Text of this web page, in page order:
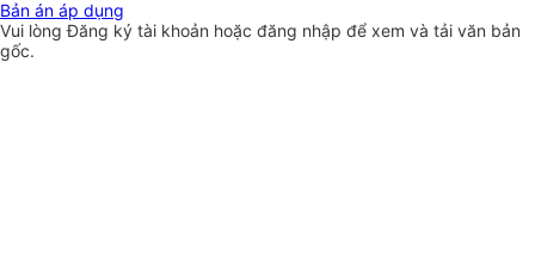
Bản án áp dụng
Vui lòngĐăng ký tài khoản hoặc đăng nhập để xem và tải văn bản
gốc.